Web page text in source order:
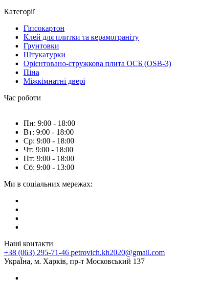
Категорії
Гіпсокартон
Клей для плитки та керамограніту
Грунтовки
Штукатурки
Орієнтовано-стружкова плита ОСБ (OSB-3)
Піна
Міжкімнатні двері
Час роботи
Пн: 9:00 - 18:00
Вт: 9:00 - 18:00
Ср: 9:00 - 18:00
Чт: 9:00 - 18:00
Пт: 9:00 - 18:00
Сб: 9:00 - 13:00
Ми в соціальних мережах:
Наші контакти
+38 (063) 295-71-46 petrovich.kh2020@gmail.com
УкраЇна, м. Харків, пр-т Московський 137